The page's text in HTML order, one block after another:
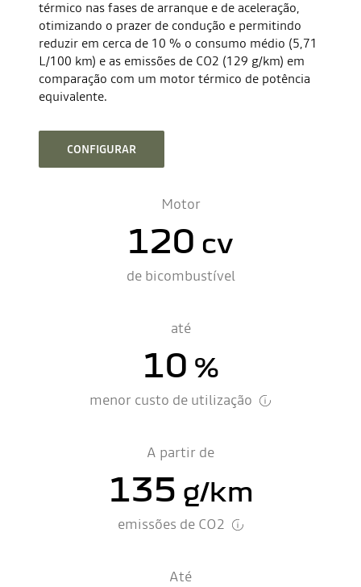
térmico nas fases de arranque e de aceleração,
otimizando o prazer de condução e permitindo
reduzir em cerca de 10 % o consumo médio (5,71
L/100 km) e as emissões de CO2 (129 g/km) em
comparação com um motor térmico de potência
equivalente.
CONFIGURAR
Motor
120 cv
de bicombustível
até
10 %
menor custo de utilização
A partir de
135 g/km
emissões de CO2
Até